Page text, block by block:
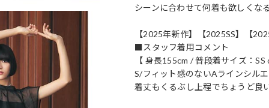
シーンに合わせて何着も欲しくな
【2025年新作】【2025SS】【
■スタッフ着用コメント
【 身長155cm / 普段着サイズ：SS
S/フィット感のないAラインシル
着丈もくるぶし上程でちょうど良